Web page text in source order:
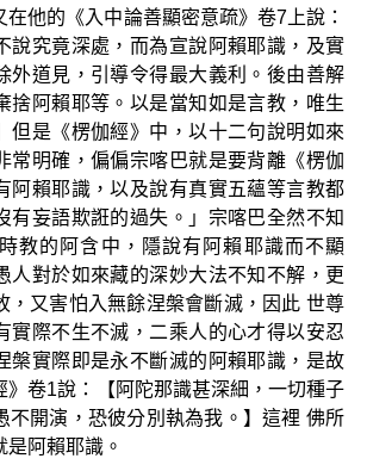
在他的《入中論善顯密意疏》卷7上說：
說究竟深處，而為宣說阿賴耶識，及實
外道見，引導令得最大義利。後由善解
捨阿賴耶等。以是當知如是言教，唯生
但是《楞伽經》中，以十二句說明如來
常明確，偏偏宗喀巴就是要背離《楞伽
阿賴耶識，以及說有真實五蘊等言教都
有妄語欺誑的過失。」宗喀巴全然不知
教的阿含中，隱說有阿賴耶識而不顯
人對於如來藏的深妙大法不知不解，更
，又害怕入無餘涅槃會斷滅，因此 世尊
實際不生不滅，二乘人的心才得以安忍
槃實際即是永不斷滅的阿賴耶識，是故
》卷1說：【阿陀那識甚深細，一切種子
不開演，恐彼分別執為我。】這裡 佛所
阿賴耶識。